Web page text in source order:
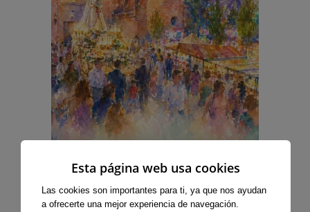
Esta página web usa cookies
Las cookies son importantes para ti, ya que nos ayudan
a ofrecerte una mejor experiencia de navegación.